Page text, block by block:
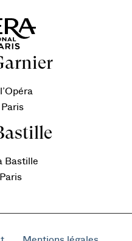
Bastille